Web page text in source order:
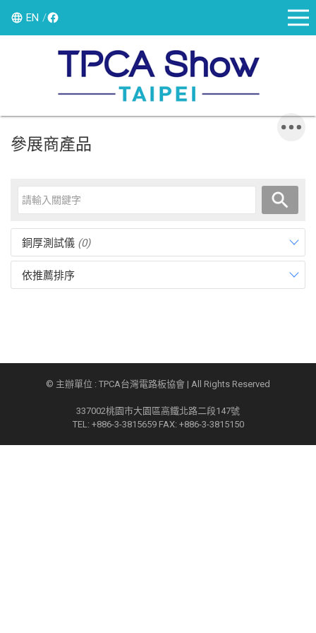
EN
參展商產品
銅厚測試儀 (0)
依推薦排序
© 主辦單位 : TPCA台灣電路板協會 | All Rights Reserved
337002桃園市大園區高鐵北路二段147號
TEL: +886-3-3815659 FAX: +886-3-3815150